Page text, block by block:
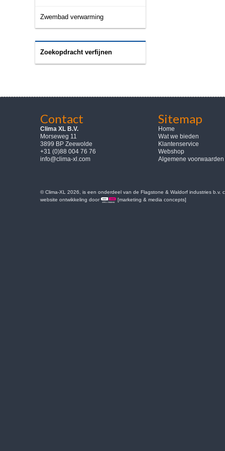
Zwembad verwarming
Zoekopdracht verfijnen
Contact
Clima XL B.V.
Morseweg 11
3899 BP Zeewolde
+31 (0)88 004 76 76
info@clima-xl.com
Sitemap
Home
Wat we bieden
Klantenservice
Webshop
Algemene voorwaarden
© Clima-XL 2026, is een onderdeel van de Flagstone & Waldorf industries b.v.
website ontwikkeling door
[marketing & media concepts]